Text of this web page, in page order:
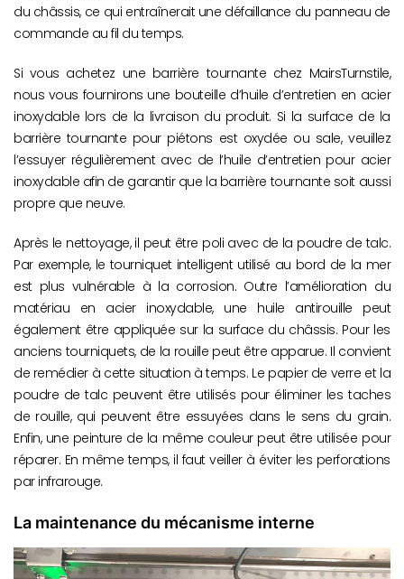
du châssis, ce qui entraînerait une défaillance du panneau de
commande au fil du temps.
Si vous achetez une barrière tournante chez MairsTurnstile,
nous vous fournirons une bouteille d’huile d’entretien en acier
inoxydable lors de la livraison du produit. Si la surface de la
barrière tournante pour piétons est oxydée ou sale, veuillez
l’essuyer régulièrement avec de l’huile d’entretien pour acier
inoxydable afin de garantir que la barrière tournante soit aussi
propre que neuve.
Après le nettoyage, il peut être poli avec de la poudre de talc.
Par exemple, le tourniquet intelligent utilisé au bord de la mer
est plus vulnérable à la corrosion. Outre l’amélioration du
matériau en acier inoxydable, une huile antirouille peut
également être appliquée sur la surface du châssis. Pour les
anciens tourniquets, de la rouille peut être apparue. Il convient
de remédier à cette situation à temps. Le papier de verre et la
poudre de talc peuvent être utilisés pour éliminer les taches
de rouille, qui peuvent être essuyées dans le sens du grain.
Enfin, une peinture de la même couleur peut être utilisée pour
réparer. En même temps, il faut veiller à éviter les perforations
par infrarouge.
La maintenance du mécanisme interne